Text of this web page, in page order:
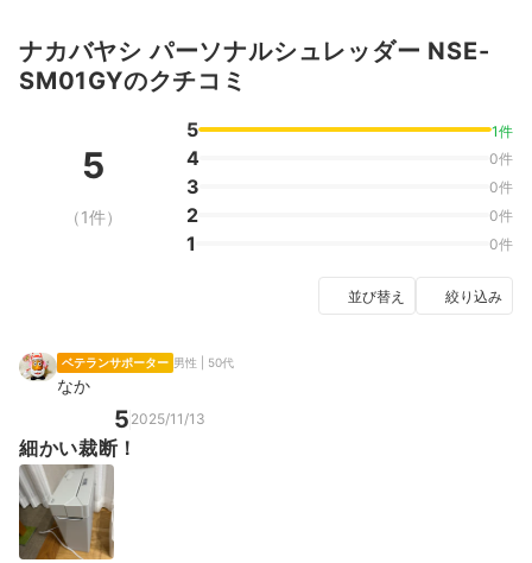
ナカバヤシ パーソナルシュレッダー NSE-
SM01GYのクチコミ
5
（1件）
5 1件
4 0件
3 0件
2 0件
1 0件
並び替え 絞り込み
ベテランサポーター 男性 | 50代
なか
5 2025/11/13
細かい裁断！